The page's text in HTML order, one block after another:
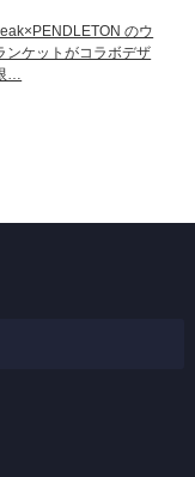
のウ
ンケットがコラボデザ
…